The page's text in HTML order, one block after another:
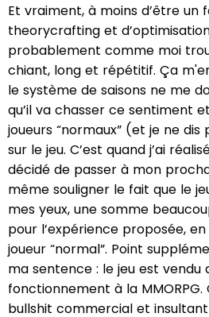
Et vraiment, à moins d’être un
theorycrafting et
probablement comme moi
chiant, long et répétitif. Ça
le système de saisons ne me
qu’il va chasser ce sentiment
joueurs “normaux” (et je ne
sur le jeu. C’est quand j’ai
décidé de passer à mon
même souligner le fait que le
mes yeux, une somme
pour l’expérience proposée,
joueur “normal”. Point
ma sentence : le jeu est vendu
fonctionnement à la MMORPG.
bullshit commercial et